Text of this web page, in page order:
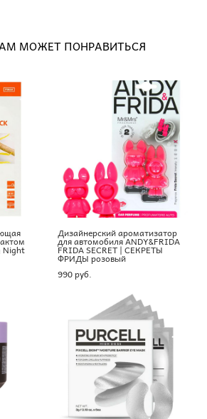
МОЖЕТ ПОНРАВИТЬСЯ
Night
Дизайнерский ароматизатор
для автомобиля ANDY&FRIDA
FRIDA SECRET | СЕКРЕТЫ
ФРИДЫ розовый
990 pуб.